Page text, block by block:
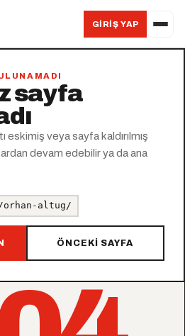
GIRIŞ YAP
sayfa
eskimiş veya sayfa kaldırılmış
devam edebilir ya da ana
altug/
ÖNCEKI SAYFA